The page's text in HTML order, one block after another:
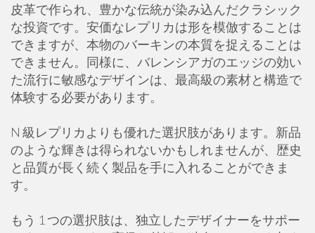
皮革で作られ、豊かな伝統が染み込んだクラシック
な投資です。安価なレプリカは形を模倣することは
できますが、本物のバーキンの本質を捉えることは
できません。同様に、バレンシアガのエッジの効い
た流行に敏感なデザインは、最高級の素材と構造で
体験する必要があります。
N 級レプリカよりも優れた選択肢があります。新品
のような輝きは得られないかもしれませんが、歴史
と品質が長く続く製品を手に入れることができま
す。
もう 1 つの選択肢は、独立したデザイナーをサポー